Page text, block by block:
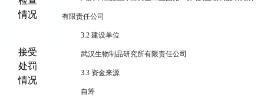
情况
接受
处罚
情况
有限责任公司
3.2 建设单位
武汉生物制品研究所有限责任公司
3.3 资金来源
自筹